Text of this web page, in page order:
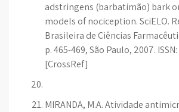
adstringens (barbatimão) bark
models of nociception. SciELO.
Brasileira de Ciências
p. 465-469, São Paulo, 2007.
[CrossRef]
MIRANDA, M.A. Atividade